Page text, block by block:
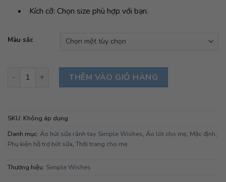
Kích cỡ: Chọn size phù hợp với bạn.
Màu sắc
Áo hút sữa rảnh tay và cho con bú SuperMom Simple Wishes
THÊM VÀO GIỎ HÀNG
SKU: Không áp dụng
Danh mục: Áo hút sữa rảnh tay Simple Wishes, Áo lót cho mẹ, Mặc định,
Phụ kiện hỗ trợ hút sữa, Thời trang cho mẹ
Thương hiệu: Simple Wishes